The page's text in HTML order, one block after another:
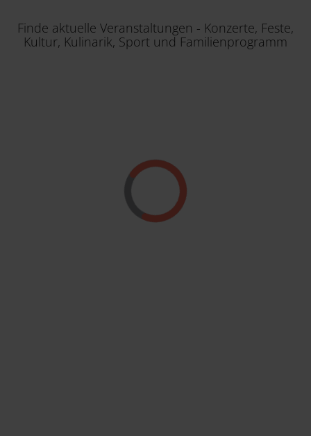
Finde aktuelle Veranstaltungen - Konzerte, Feste,
Kultur, Kulinarik, Sport und Familienprogramm